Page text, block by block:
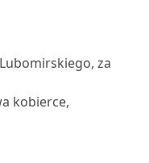
za
kobierce,